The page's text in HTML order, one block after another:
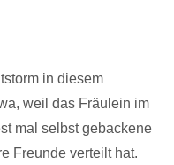
in diesem
weil das Fräulein im
mal selbst gebackene
Freunde verteilt hat.